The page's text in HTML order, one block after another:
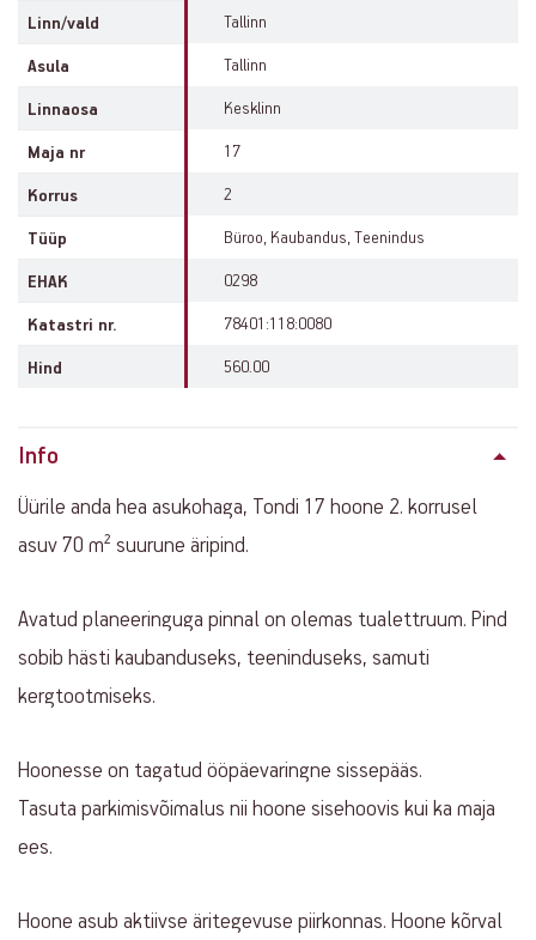
Linn/vald Tallinn
Asula Tallinn
Linnaosa Kesklinn
Maja nr 17
Korrus 2
Tüüp Büroo, Kaubandus, Teenindus
EHAK 0298
Katastri nr. 78401:118:0080
Hind 560.00
Info
Üürile anda hea asukohaga, Tondi 17 hoone 2. korrusel
asuv 70 m² suurune äripind.
Avatud planeeringuga pinnal on olemas tualettruum. Pind
sobib hästi kaubanduseks, teeninduseks, samuti
kergtootmiseks.
Hoonesse on tagatud ööpäevaringne sissepääs.
Tasuta parkimisvõimalus nii hoone sisehoovis kui ka maja
ees.
Hoone asub aktiivse äritegevuse piirkonnas. Hoone kõrval